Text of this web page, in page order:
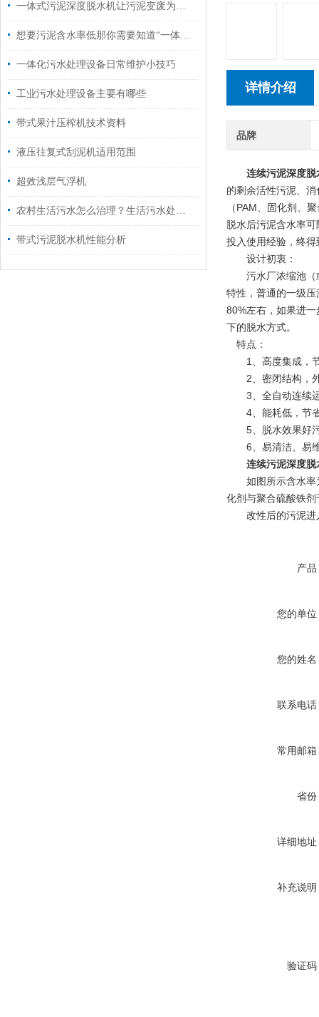
一体式污泥深度脱水机让污泥变废为宝，创建生态城市！
想要污泥含水率低那你需要知道“一体式高压带式污泥深度脱水机”
一体化污水处理设备日常维护小技巧
工业污水处理设备主要有哪些
带式果汁压榨机技术资料
液压往复式刮泥机适用范围
超效浅层气浮机
农村生活污水怎么治理？生活污水处理设备解决污水困扰
带式污泥脱水机性能分析
详情介绍
品牌
连续污泥深度脱
的剩余活性污泥、
（PAM、固化剂、
脱水后污泥含水率
投入使用经验，终
设计初衷：
污水厂浓缩池（或
特性，普通的一级
80%左右，如果进
下的脱水方式。
特点：
1、高度集成，节
2、密闭结构，
3、全自动连续运
4、能耗低，节
5、脱水效果好污
6、易清洁、易
连续污泥深度脱
如图所示含水率为
化剂与聚合硫酸铁
改性后的污泥进入
产品
您的单位
您的姓名
联系电话
常用邮箱
省份
详细地址
补充说明
验证码